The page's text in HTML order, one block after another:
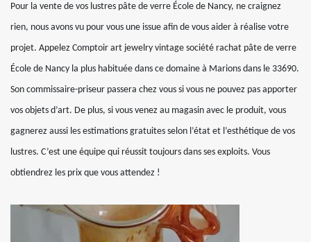
Pour la vente de vos lustres pâte de verre École de Nancy, ne craignez
rien, nous avons vu pour vous une issue afin de vous aider à réalise votre
projet. Appelez Comptoir art jewelry vintage société rachat pâte de verre
École de Nancy la plus habituée dans ce domaine à Marions dans le 33690.
Son commissaire-priseur passera chez vous si vous ne pouvez pas apporter
vos objets d’art. De plus, si vous venez au magasin avec le produit, vous
gagnerez aussi les estimations gratuites selon l’état et l’esthétique de vos
lustres. C’est une équipe qui réussit toujours dans ses exploits. Vous
obtiendrez les prix que vous attendez !